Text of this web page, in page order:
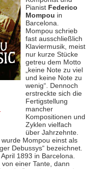
Pianist Federico
Mompou in
Barcelona.
Mompou schrieb
fast ausschließlich
Klaviermusik, meist
nur kurze Stücke
getreu dem Motto
„keine Note zu viel
und keine Note zu
wenig“. Dennoch
erstreckte sich die
Fertigstellung
mancher
Kompositionen und
Zyklen vielfach
über Jahrzehnte.
Mompou einst als
Debussys“ bezeichnet.
1893 in Barcelona.
einer Tante, dann